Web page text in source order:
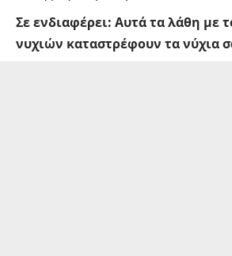
Σε ενδιαφέρει: Aυτά τα λάθη με
νυχιών καταστρέφουν τα νύχια